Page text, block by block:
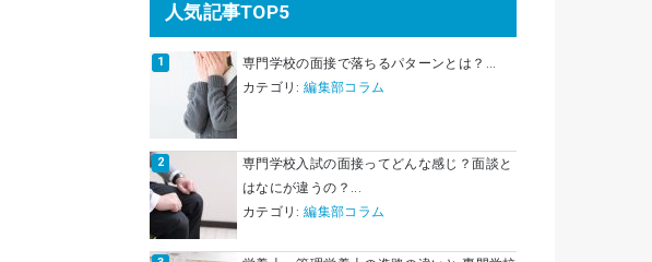
人気記事TOP5
専門学校の面接で落ちるパターンとは？...
カテゴリ:編集部コラム
専門学校入試の面接ってどんな感じ？面談と
はなにが違うの？...
カテゴリ:編集部コラム